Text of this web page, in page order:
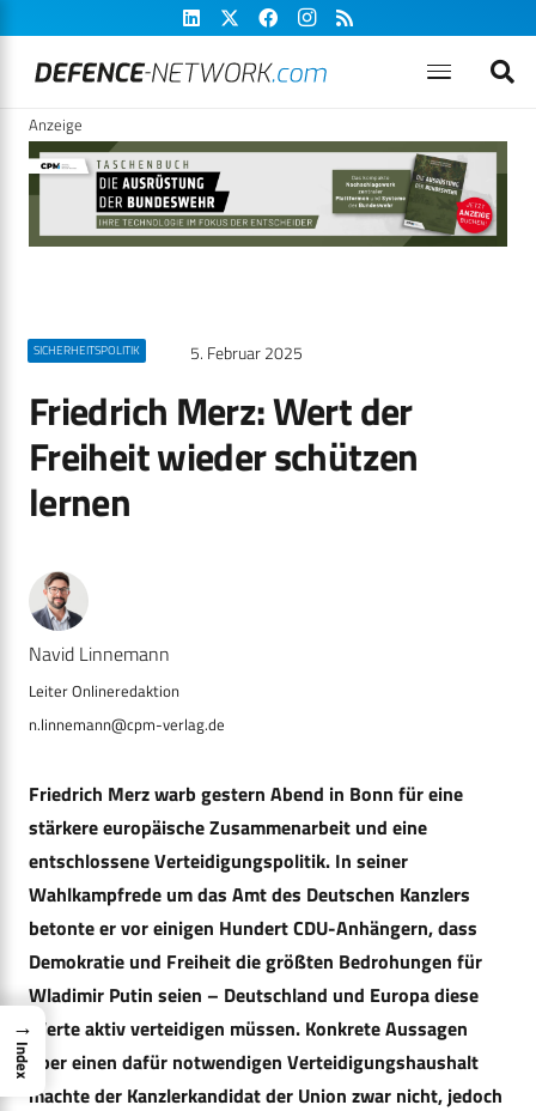
Anzeige
SICHERHEITSPOLITIK 5. Februar 2025
Friedrich Merz: Wert der
Freiheit wieder schützen
lernen
Navid Linnemann
n.linnemann@cpm-verlag.de
Friedrich Merz warb gestern Abend in Bonn für eine
stärkere europäische Zusammenarbeit und eine
entschlossene Verteidigungspolitik. In seiner
Wahlkampfrede um das Amt des Deutschen Kanzlers
betonte er vor einigen Hundert CDU-Anhängern, dass
Demokratie und Freiheit die größten Bedrohungen für
Wladimir Putin seien – Deutschland und Europa diese
Werte aktiv verteidigen müssen. Konkrete Aussagen
über einen dafür notwendigen Verteidigungshaushalt
machte der Kanzlerkandidat der Union zwar nicht, jedoch
→
Index